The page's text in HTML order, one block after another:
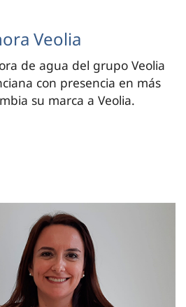
Veolia
de agua del grupo Veolia
con presencia en más
su marca a Veolia.